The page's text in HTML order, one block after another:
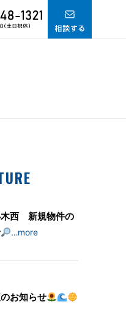
木西 新規物件の
…more
お知らせ